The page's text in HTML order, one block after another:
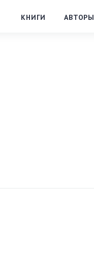
КНИГИ АВТОРЫ